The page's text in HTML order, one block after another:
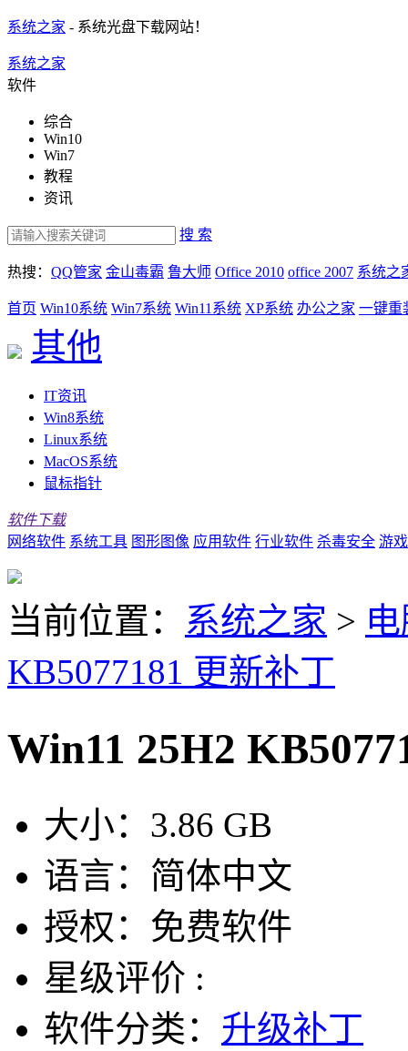
系统之家 - 系统光盘下载网站！
系统之家
软件
综合
Win10
Win7
教程
资讯
搜 索
热搜： QQ管家 金山毒霸 鲁大师 Office 2010 office 2007 系统之
首页 Win10系统 Win7系统 Win11系统 XP系统 办公之家 一键重
其他
IT资讯
Win8系统
Linux系统
MacOS系统
鼠标指针
软件下载
网络软件 系统工具 图形图像 应用软件 行业软件 杀毒安全 游
当前位置： 系统之家 >
KB5077181 更新补丁
Win11 25H2
大小： 3.86 GB
语言： 简体中文
授权： 免费软件
星级评价 :
软件分类： 升级补丁